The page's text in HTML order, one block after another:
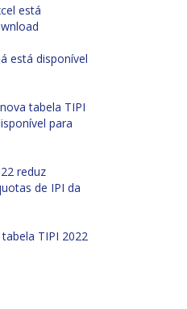
está
está disponível
tabela TIPI
para
reduz
de IPI da
TIPI 2022